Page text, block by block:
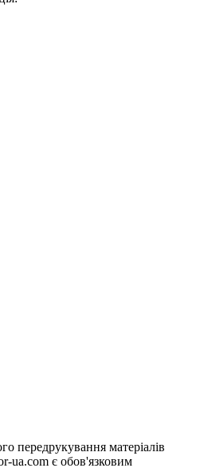
передрукування матеріалів
ua.com є обов'язковим